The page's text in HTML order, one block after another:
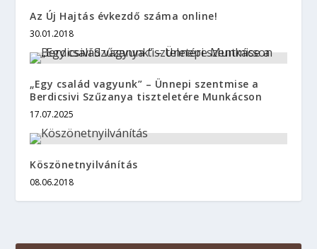
Az Új Hajtás évkezdő száma online!
30.01.2018
„Egy család vagyunk” – Ünnepi szentmise a
Berdicsivi Szűzanya tiszteletére Munkácson
17.07.2025
Köszönetnyilvánítás
08.06.2018